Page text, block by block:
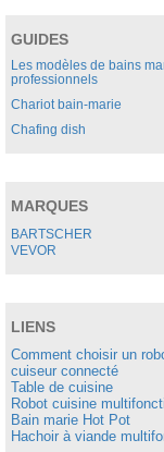
GUIDES
Les modèles de bains
professionnels
Chariot bain-marie
Chafing dish
MARQUES
BARTSCHER
VEVOR
LIENS
Comment choisir un
cuiseur connecté
Table de cuisine
Robot cuisine
Bain marie Hot Pot
Hachoir à viande